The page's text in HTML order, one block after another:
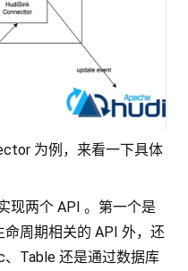
为例，来看一下具体
现两个 API 。第一个是
周期相关的 API 外，还
Table 还是通过数据库